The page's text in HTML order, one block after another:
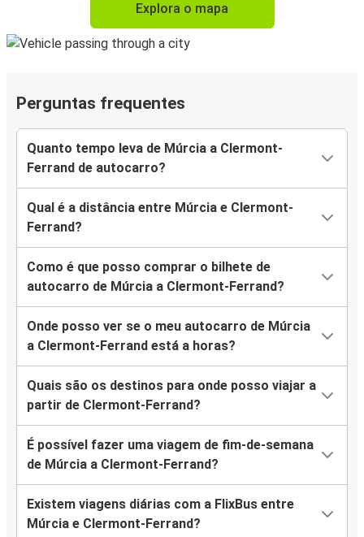
Explora o mapa
Perguntas frequentes
Quanto tempo leva de Múrcia a Clermont-
Ferrand de autocarro?
Qual é a distância entre Múrcia e Clermont-
Ferrand?
Como é que posso comprar o bilhete de
autocarro de Múrcia a Clermont-Ferrand?
Onde posso ver se o meu autocarro de Múrcia
a Clermont-Ferrand está a horas?
Quais são os destinos para onde posso viajar a
partir de Clermont-Ferrand?
É possível fazer uma viagem de fim-de-semana
de Múrcia a Clermont-Ferrand?
Existem viagens diárias com a FlixBus entre
Múrcia e Clermont-Ferrand?